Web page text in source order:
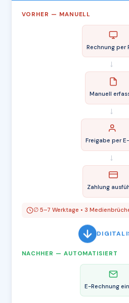
VORHER — MANUELL
Rechnung per
→
Manuell
→
Freigabe per
→
Zahlung
∅ 5–7 Werktage • 3
NACHHER — AUTOMATISIERT
E-Rechnung